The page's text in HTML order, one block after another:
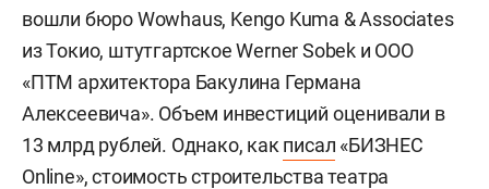
вошли бюро Wowhaus, Kengo Kuma & Associates
из Токио, штутгартское Werner Sobek и ООО
«ПТМ архитектора Бакулина Германа
Алексеевича». Объем инвестиций оценивали в
13 млрд рублей. Однако, как писал «БИЗНЕС
Online», стоимость строительства театра